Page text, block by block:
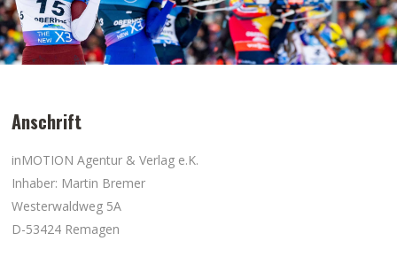
Anschrift
inMOTION Agentur & Verlag e.K.
Inhaber: Martin Bremer
Westerwaldweg 5A
D-53424 Remagen